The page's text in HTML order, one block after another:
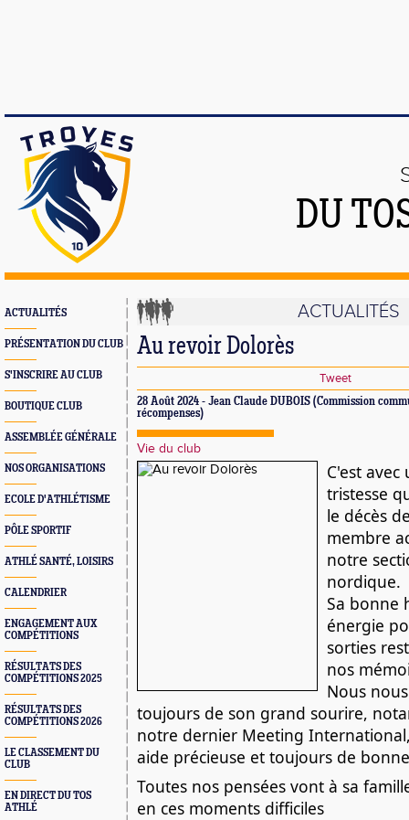
DU
ACTUALITÉS
PRÉSENTATION DU CLUB
S'INSCRIRE AU CLUB
BOUTIQUE CLUB
ASSEMBLÉE GÉNÉRALE
NOS ORGANISATIONS
ECOLE D'ATHLÉTISME
PÔLE SPORTIF
ATHLÉ SANTÉ, LOISIRS
CALENDRIER
ENGAGEMENT AUX
COMPÉTITIONS
RÉSULTATS DES
COMPÉTITIONS 2025
RÉSULTATS DES
COMPÉTITIONS 2026
LE CLASSEMENT DU
CLUB
EN DIRECT DU TOS
ATHLÉ
ACTUALITÉS
Au revoir Dolorès
Tweet
28 Août 2024 - Jean Claude DUBOIS (Commission
récompenses)
Vie du club
C'est
tristesse
le décès
membre
notre
nordique.
Sa bonne
énergie
sorties
nos
Nous
toujours de son grand sourire,
notre dernier Meeting
aide précieuse et toujours de
Toutes nos pensées vont à sa
en ces moments difficiles